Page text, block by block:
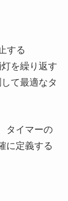
する
を繰り返す
て最適なタ
タイマーの
に定義する